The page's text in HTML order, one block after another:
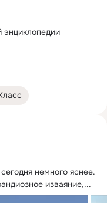
энциклопедии
немного яснее.
изваяние,...